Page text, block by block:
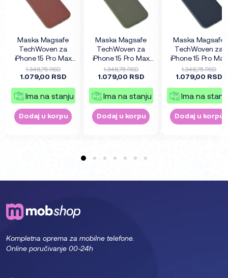
Maska Magsafe
TechWoven za
iPhone 15 Pro Max
6.7 braon
1.348,75 RSD
1.079,00 RSD
Ima na stanju
Dodaj u korpu
Maska Magsafe
TechWoven za
iPhone 15 Pro Max
6.7 zelena
1.348,75 RSD
1.079,00 RSD
Ima na stanju
Dodaj u korpu
Maska Magsafe
TechWoven za
iPhone 15 Pro Max
6.7 plava
1.348,75 RSD
1.079,00 RSD
Ima na
Dodaj u korpu
Kompletna oprema za mobilne telefone.
Online poručivanje 00-24h